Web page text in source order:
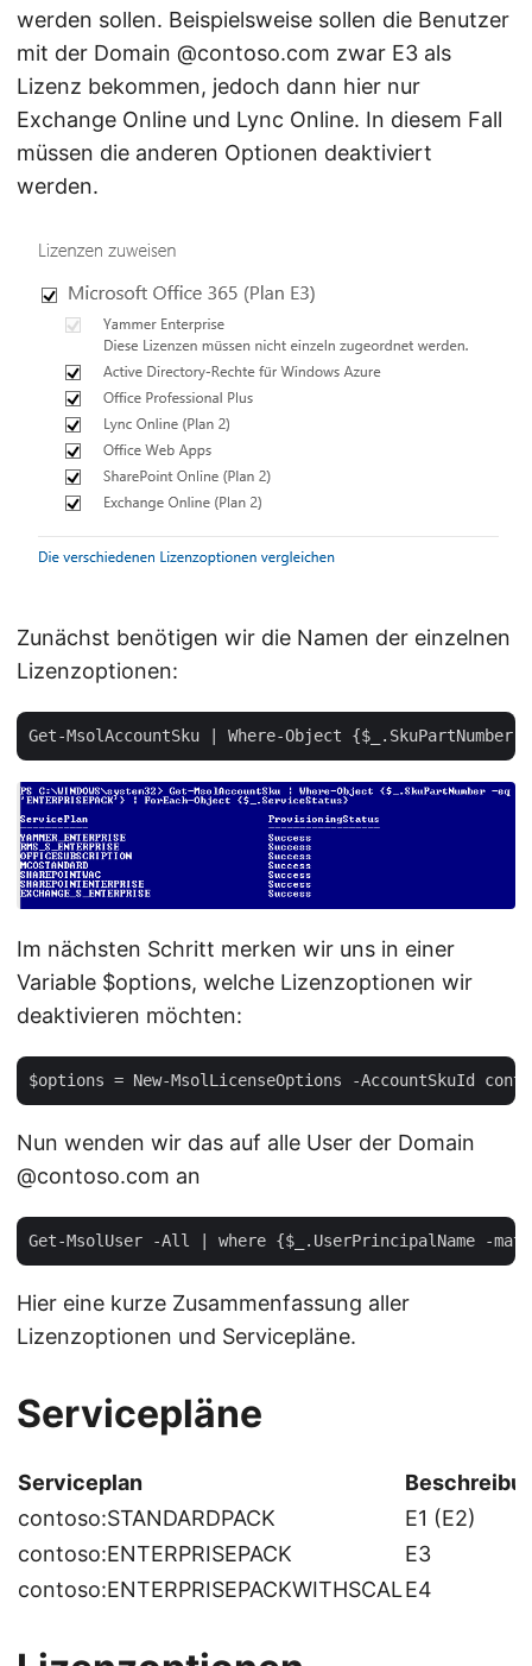
werden sollen. Beispielsweise sollen die Benutzer
mit der Domain @contoso.com zwar E3 als
Lizenz bekommen, jedoch dann hier nur
Exchange Online und Lync Online. In diesem Fall
müssen die anderen Optionen deaktiviert
werden.
Zunächst benötigen wir die Namen der einzelnen
Lizenzoptionen:
Im nächsten Schritt merken wir uns in einer
Variable $options, welche Lizenzoptionen wir
deaktivieren möchten:
Nun wenden wir das auf alle User der Domain
@contoso.com an
Hier eine kurze Zusammenfassung aller
Lizenzoptionen und Servicepläne.
Servicepläne
Serviceplan
contoso:STANDARDPACK
E1 (E2)
contoso:ENTERPRISEPACK
E3
contoso:ENTERPRISEPACKWITHSCALE4